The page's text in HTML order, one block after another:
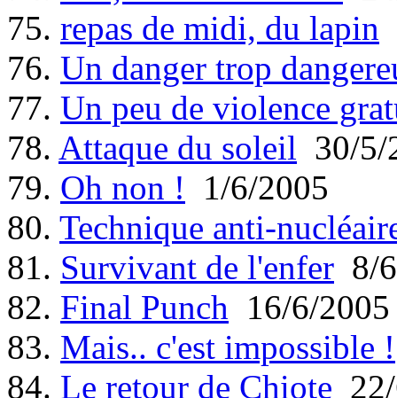
75. repas de midi, du lapin
76. Un danger trop
77. Un peu de violence
78. Attaque du soleil 30/5/
79. Oh non ! 1/6/2005
80. Technique anti-
81. Survivant de l'enfer 8/
82. Final Punch 16/6/2005
83. Mais.. c'est impossible !
84. Le retour de Chiote